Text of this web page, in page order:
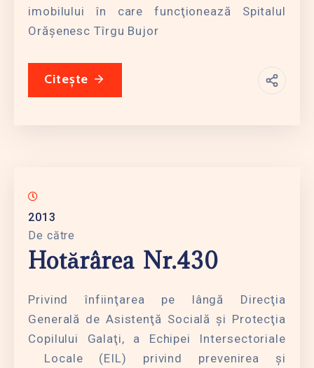
imobilului în care funcţionează Spitalul
Orăşenesc Tîrgu Bujor
Citește
2013
De către
Hotărârea Nr.430
Privind înfiinţarea pe lângă Direcţia
Generală de Asistenţă Socială şi Protecţia
Copilului Galaţi, a Echipei Intersectoriale
Locale (EIL) privind prevenirea şi